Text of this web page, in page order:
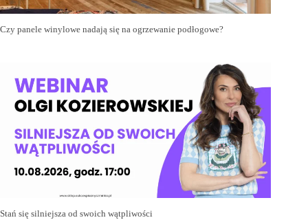
Czy panele winylowe nadają się na ogrzewanie podłogowe?
Stań się silniejsza od swoich wątpliwości